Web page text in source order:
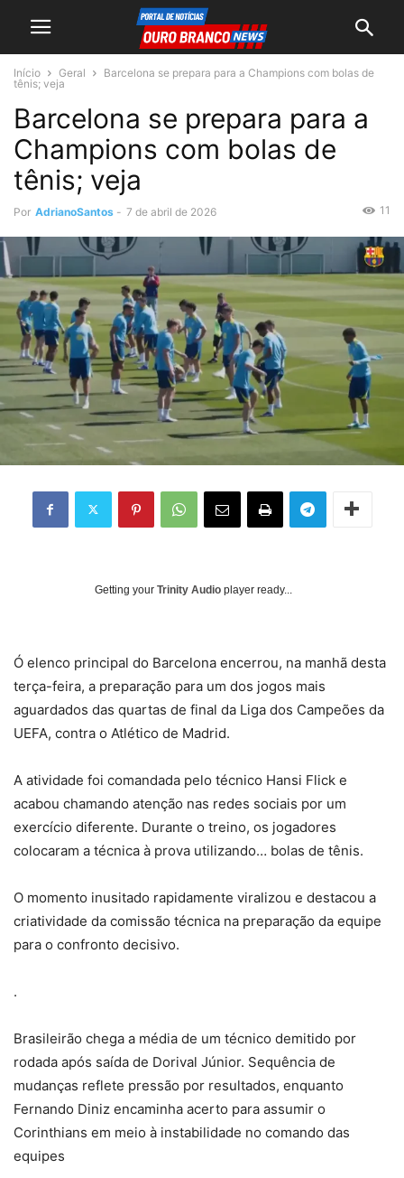
Início Geral
Barcelona se prepara para a Champions com bolas de
tênis; veja
Barcelona se prepara para a
Champions com bolas de
tênis; veja
Por AdrianoSantos - 7 de abril de 2026 11
Getting your Trinity Audio player ready...
Ó elenco principal do Barcelona encerrou, na manhã desta
terça-feira, a preparação para um dos jogos mais
aguardados das quartas de final da Liga dos Campeões da
UEFA, contra o Atlético de Madrid.
A atividade foi comandada pelo técnico Hansi Flick e
acabou chamando atenção nas redes sociais por um
exercício diferente. Durante o treino, os jogadores
colocaram a técnica à prova utilizando… bolas de tênis.
O momento inusitado rapidamente viralizou e destacou a
criatividade da comissão técnica na preparação da equipe
para o confronto decisivo.
.
Brasileirão chega a média de um técnico demitido por
rodada após saída de Dorival Júnior. Sequência de
mudanças reflete pressão por resultados, enquanto
Fernando Diniz encaminha acerto para assumir o
Corinthians em meio à instabilidade no comando das
equipes